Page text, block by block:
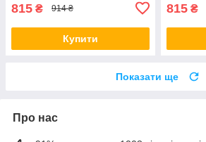
815 ₴ 914 ₴
Купити
815 ₴
Показати ще
Про нас